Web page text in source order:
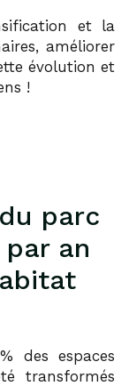
et la
améliorer
évolution et
!
parc
an
des espaces
transformés